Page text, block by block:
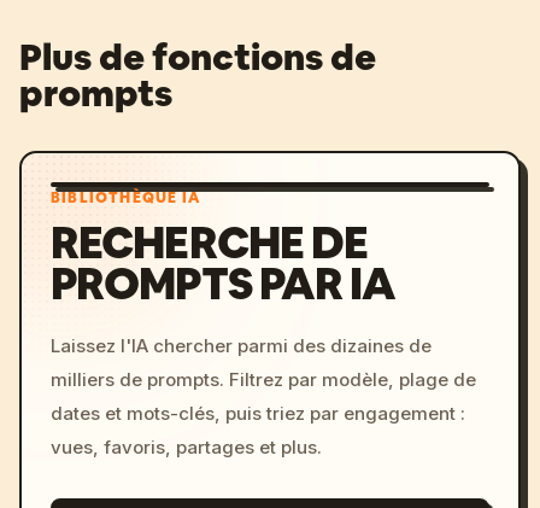
Plus de fonctions de
prompts
BIBLIOTHÈQUE IA
RECHERCHE DE
PROMPTS PAR IA
Laissez l'IA chercher parmi des dizaines de
milliers de prompts. Filtrez par modèle, plage de
dates et mots-clés, puis triez par engagement :
vues, favoris, partages et plus.